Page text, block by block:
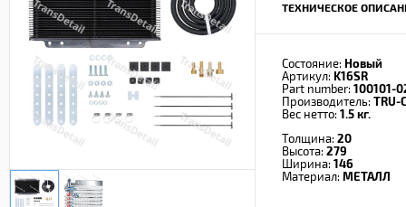
ТЕХНИЧЕСКОЕ
Состояние: Новый
Артикул: K16SR
Part number: 100101-
Производитель: TRU-
Вес нетто: 1.5 кг.
Толщина: 20
Высота: 279
Ширина: 146
Материал: МЕТАЛЛ